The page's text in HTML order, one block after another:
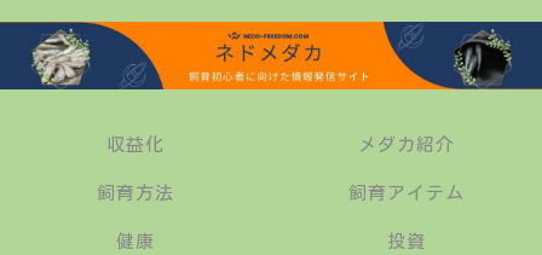
収益化 メダカ紹介
飼育方法 飼育アイテム
健康 投資